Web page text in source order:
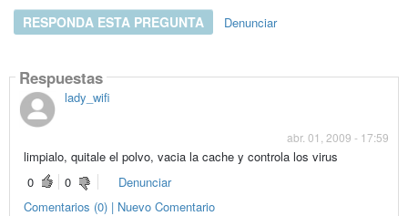
RESPONDA ESTA PREGUNTA Denunciar
Respuestas
lady_wifi
abr. 01, 2009 - 17:59
limpialo, quitale el polvo, vacia la cache y controla los virus
0
0
Denunciar
Comentarios (0) | Nuevo Comentario